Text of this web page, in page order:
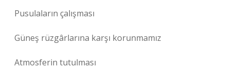
Pusulaların çalışması
Güneş rüzgârlarına karşı korunmamız
Atmosferin tutulması